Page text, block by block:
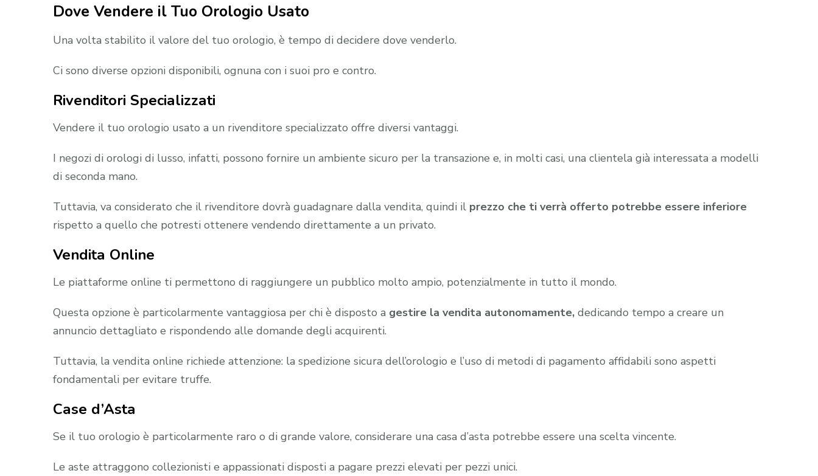
Dove Vendere il Tuo Orologio Usato
Una volta stabilito il valore del tuo orologio, è tempo di decidere dove venderlo.
Ci sono diverse opzioni disponibili, ognuna con i suoi pro e contro.
Rivenditori Specializzati
Vendere il tuo orologio usato a un rivenditore specializzato offre diversi vantaggi.
I negozi di orologi di lusso, infatti, possono fornire un ambiente sicuro per la transazione e, in molti casi, una clientela già interessata a modelli
di seconda mano.
Tuttavia, va considerato che il rivenditore dovrà guadagnare dalla vendita, quindi il prezzo che ti verrà offerto potrebbe essere inferiore
rispetto a quello che potresti ottenere vendendo direttamente a un privato.
Vendita Online
Le piattaforme online ti permettono di raggiungere un pubblico molto ampio, potenzialmente in tutto il mondo.
Questa opzione è particolarmente vantaggiosa per chi è disposto a gestire la vendita autonomamente, dedicando tempo a creare un
annuncio dettagliato e rispondendo alle domande degli acquirenti.
Tuttavia, la vendita online richiede attenzione: la spedizione sicura dell’orologio e l’uso di metodi di pagamento affidabili sono aspetti
fondamentali per evitare truffe.
Case d’Asta
Se il tuo orologio è particolarmente raro o di grande valore, considerare una casa d’asta potrebbe essere una scelta vincente.
Le aste attraggono collezionisti e appassionati disposti a pagare prezzi elevati per pezzi unici.